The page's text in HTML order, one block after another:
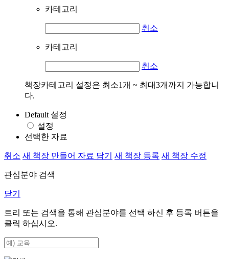
카테고리
취소
카테고리
취소
책장카테고리 설정은 최소1개 ~ 최대3개까지 가능합니
다.
Default 설정
설정
선택한 자료
취소 새 책장 만들어 자료 담기 새 책장 등록 새 책장 수정
관심분야 검색
닫기
트리 또는 검색을 통해 관심분야를 선택 하신 후 등록 버튼을
클릭 하십시오.